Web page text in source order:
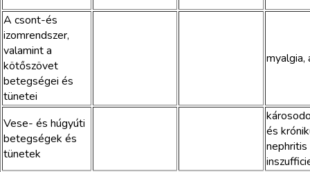
A csont-és
izomrendszer,
valamint a
kötőszövet
betegségei és
tünetei
myalgia,
Vese- és húgyúti
betegségek és
tünetek
és